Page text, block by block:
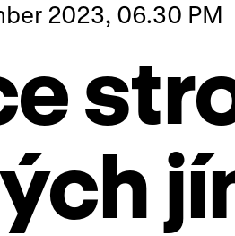
2023, 06.30 PM